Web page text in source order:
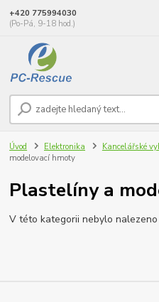
+420 775994030
(Po-Pá, 9-18 hod.)
Úvod Elektronika Kancelářské
modelovací hmoty
Plastelíny a
V této kategorii nebylo nalezeno